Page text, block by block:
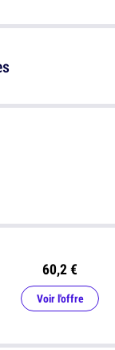
60,2 €
Voir l'offre